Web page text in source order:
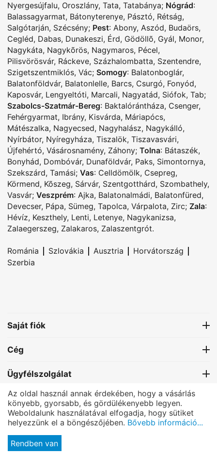
Nyergesújfalu, Oroszlány, Tata, Tatabánya; Nógrád:
Balassagyarmat, Bátonyterenye, Pásztó, Rétság,
Salgótarján, Szécsény; Pest: Abony, Aszód, Budaörs,
Cegléd, Dabas, Dunakeszi, Érd, Gödöllõ, Gyál, Monor,
Nagykáta, Nagykõrös, Nagymaros, Pécel,
Pilisvörösvár, Ráckeve, Százhalombatta, Szentendre,
Szigetszentmiklós, Vác; Somogy: Balatonboglár,
Balatonföldvár, Balatonlelle, Barcs, Csurgó, Fonyód,
Kaposvár, Lengyeltóti, Marcali, Nagyatád, Siófok, Tab;
Szabolcs-Szatmár-Bereg: Baktalórántháza, Csenger,
Fehérgyarmat, Ibrány, Kisvárda, Máriapócs,
Mátészalka, Nagyecsed, Nagyhalász, Nagykálló,
Nyírbátor, Nyíregyháza, Tiszalök, Tiszavasvári,
Újfehértó, Vásárosnamény, Záhony; Tolna: Bátaszék,
Bonyhád, Dombóvár, Dunaföldvár, Paks, Simontornya,
Szekszárd, Tamási; Vas: Celldömölk, Csepreg,
Körmend, Kõszeg, Sárvár, Szentgotthárd, Szombathely,
Vasvár; Veszprém: Ajka, Balatonalmádi, Balatonfüred,
Devecser, Pápa, Sümeg, Tapolca, Várpalota, Zirc; Zala:
Hévíz, Keszthely, Lenti, Letenye, Nagykanizsa,
Zalaegerszeg, Zalakaros, Zalaszentgrót.
Románia | Szlovákia | Ausztria | Horvátország |
Szerbia
Saját fiók
Cég
Ügyfélszolgálat
Kapcsolat
PRETTONI®- All rights reserved.
© Copyright 2004-2025 Bexmon™ Marketing | Host by:
Click hereto read the full online services privacy policy, copyright, trademark and legal information.
Az oldal használ annak érdekében, hogy a vásárlás
könyebb, gyorsabb, és gördülékenyebb legyen.
Weboldalunk használatával elfogadja, hogy sütiket
helyezzünk el a böngészőjében. Bővebb információ...
Rendben van